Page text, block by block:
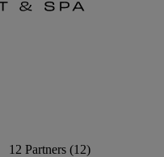
12 Partners (12)